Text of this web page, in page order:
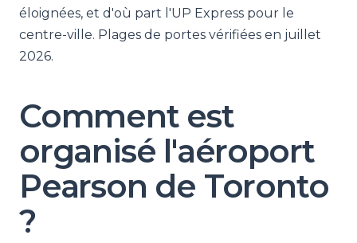
éloignées, et d'où part l'UP Express pour le
centre-ville. Plages de portes vérifiées en juillet
2026.
Comment est
organisé l'aéroport
Pearson de Toronto
?